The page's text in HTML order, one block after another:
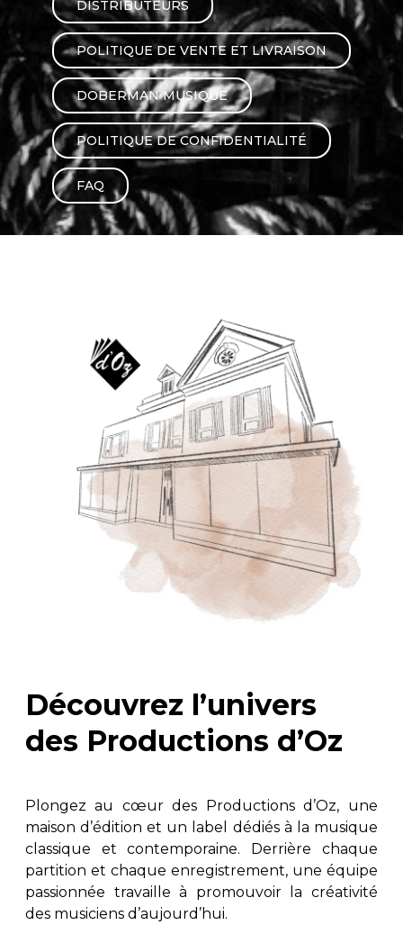
AUTRES PRODUITS
DISTRIBUTEURS
POLITIQUE DE VENTE ET LIVRAISON
DOBERMAN MUSIQUE
POLITIQUE DE CONFIDENTIALITÉ
FAQ
Découvrez l’univers
des Productions d’Oz
Plongez au cœur des Productions d’Oz, une
maison d’édition et un label dédiés à la musique
classique et contemporaine. Derrière chaque
partition et chaque enregistrement, une équipe
passionnée travaille à promouvoir la créativité
des musiciens d’aujourd’hui.